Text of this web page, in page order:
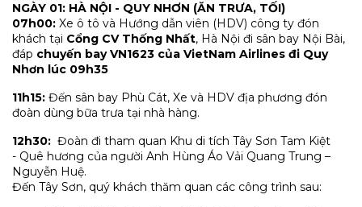
NGÀY 01: HÀ NỘI - QUY NHƠN (ĂN TRƯA, TỐI)
07h00: Xe ô tô và Hướng dẫn viên (HDV) công ty đón
khách tại Cổng CV Thống Nhất, Hà Nội đi sân bay Nội Bài,
đáp chuyến bay VN1623 của VietNam Airlines đi Quy
Nhơn lúc 09h35
11h15: Đến sân bay Phù Cát, Xe và HDV địa phương đón
đoàn dùng bữa trưa tại nhà hàng.
12h30: Đoàn đi tham quan Khu di tích Tây Sơn Tam Kiệt
- Quê hương của người Anh Hùng Áo Vải Quang Trung –
Nguyễn Huệ.
Đến Tây Sơn, quý khách thăm quan các công trình sau: